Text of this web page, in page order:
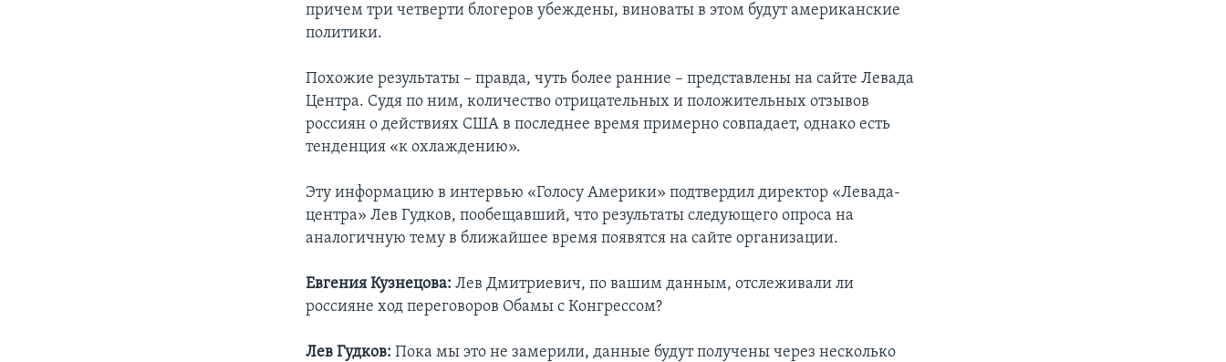
причем три четверти блогеров убеждены, виноваты в этом будут американские
политики.
Похожие результаты – правда, чуть более ранние – представлены на сайте Левада
Центра. Судя по ним, количество отрицательных и положительных отзывов
россиян о действиях США в последнее время примерно совпадает, однако есть
тенденция «к охлаждению».
Эту информацию в интервью «Голосу Америки» подтвердил директор «Левада-
центра» Лев Гудков, пообещавший, что результаты следующего опроса на
аналогичную тему в ближайшее время появятся на сайте организации.
Евгения Кузнецова:Лев Дмитриевич, по вашим данным, отслеживали ли
россияне ход переговоров Обамы с Конгрессом?
Лев Гудков: Пока мы это не замерили, данные будут получены через несколько